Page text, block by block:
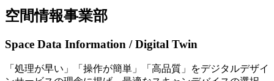
空間情報事業部
Space Data Information / Digital Twin
「処理が早い」「操作が簡単」「高品質」をデジタルデザイ